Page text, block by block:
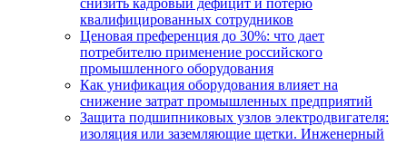
снизить кадровый дефицит и потерю
квалифицированных сотрудников
Ценовая преференция до 30%: что дает
потребителю применение российского
промышленного оборудования
Как унификация оборудования влияет на
снижение затрат промышленных предприятий
Защита подшипниковых узлов электродвигателя:
изоляция или заземляющие щетки. Инженерный